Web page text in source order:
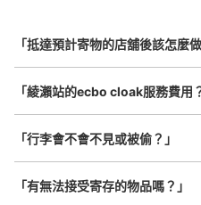
从綾瀬駅站步行1分钟。
本日營業時間 :06:00 〜23:00
工作人員拍
我們與許多地點方便的車站內
¥800/
「抵達預計寄物的店舖後該怎麼做
「綾瀨站的ecbo cloak服務費用
「行李會不會不見或被偷？」
「有無法接受寄存的物品嗎？」